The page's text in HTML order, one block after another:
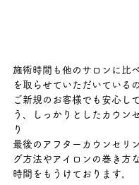
施術時間も他のサロンに比
を取らせていただいている
ご新規のお客様でも安心し
う、しっかりとしたカウン
り
最後のアフターカウンセリ
グ方法やアイロンの巻き方
時間をもうけております。